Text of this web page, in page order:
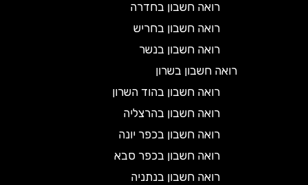
רואה חשבון בחדרה
רואה חשבון בחריש
רואה חשבון בנשר
רואה חשבון בשרון
רואה חשבון בהוד השרון
רואה חשבון בהרצליה
רואה חשבון בכפר יונה
רואה חשבון בכפר סבא
רואה חשבון בנתניה